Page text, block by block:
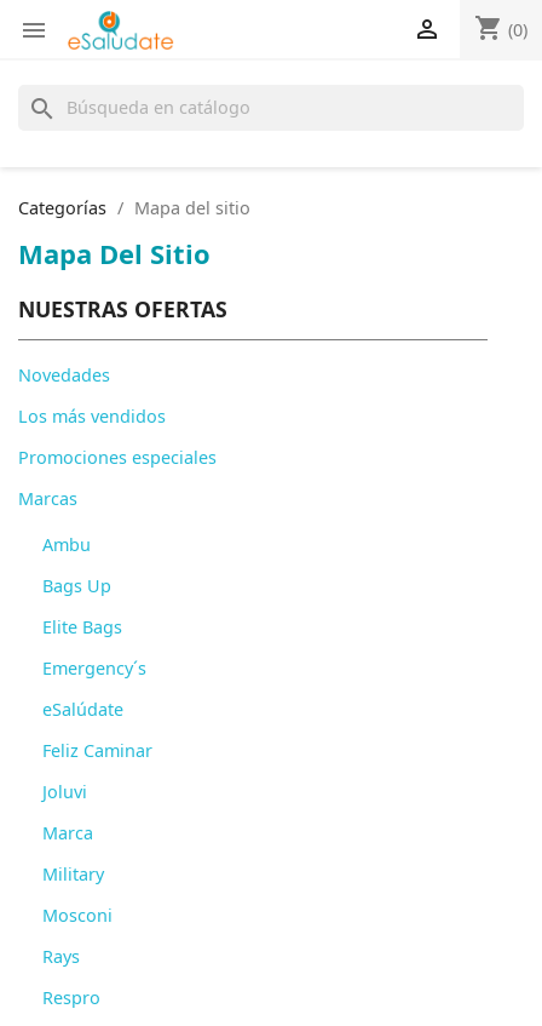
 shopping_cart (0)

search
Categorías Mapa del sitio
Mapa Del Sitio
NUESTRAS OFERTAS
Novedades
Los más vendidos
Promociones especiales
Marcas
Ambu
Bags Up
Elite Bags
Emergency´s
eSalúdate
Feliz Caminar
Joluvi
Marca
Military
Mosconi
Rays
Respro